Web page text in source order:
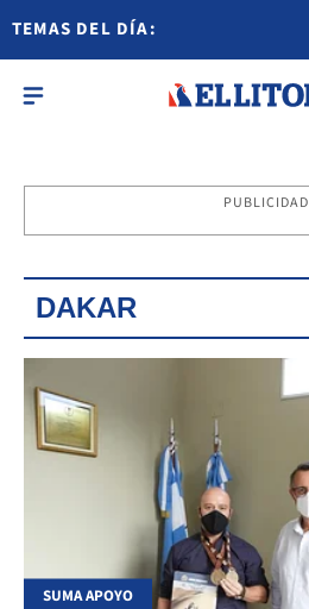
TEMAS DEL DÍA:
PUBLICIDAD
DAKAR
SUMA APOYO